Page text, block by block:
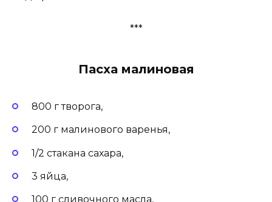
***
Пасха малиновая
800 г творога,
200 г малинового варенья,
1/2 стакана сахара,
3 яйца,
100 г сливочного масла,